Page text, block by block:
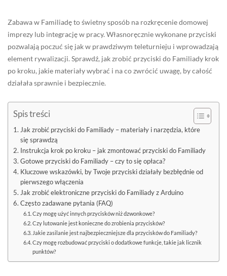
Zabawa w Familiadę to świetny sposób na rozkręcenie domowej
imprezy lub integrację w pracy. Własnoręcznie wykonane przyciski
pozwalają poczuć się jak w prawdziwym teleturnieju i wprowadzają
element rywalizacji. Sprawdź, jak zrobić przyciski do Familiady krok
po kroku, jakie materiały wybrać i na co zwrócić uwagę, by całość
działała sprawnie i bezpiecznie.
Spis treści
Jak zrobić przyciski do Familiady – materiały i narzędzia, które
się sprawdzą
Instrukcja krok po kroku – jak zmontować przyciski do Familiady
Gotowe przyciski do Familiady – czy to się opłaca?
Kluczowe wskazówki, by Twoje przyciski działały bezbłędnie od
pierwszego włączenia
Jak zrobić elektroniczne przyciski do Familiady z Arduino
Często zadawane pytania (FAQ)
Czy mogę użyć innych przycisków niż dzwonkowe?
Czy lutowanie jest konieczne do zrobienia przycisków?
Jakie zasilanie jest najbezpieczniejsze dla przycisków do Familiady?
Czy mogę rozbudować przyciski o dodatkowe funkcje, takie jak licznik
punktów?